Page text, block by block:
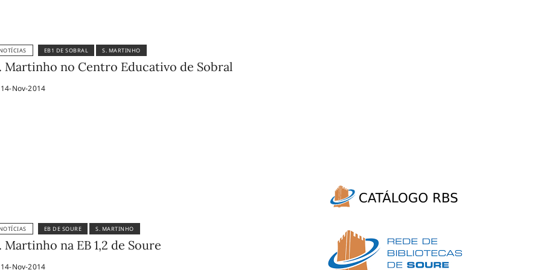
EB1 DE SOBRAL S. MARTINHO
Martinho no Centro Educativo de Sobral
Nov-2014
EB DE SOURE S. MARTINHO
Martinho na EB 1,2 de Soure
Nov-2014